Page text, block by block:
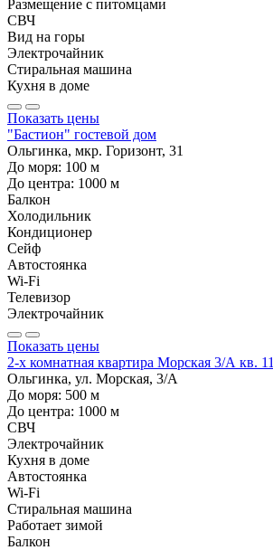
Размещение с питомцами
СВЧ
Вид на горы
Электрочайник
Стиральная машина
Кухня в доме
Показать цены
"Бастион" гостевой дом
Ольгинка, мкр. Горизонт, 31
До моря: 100 м
До центра: 1000 м
Балкон
Холодильник
Кондиционер
Сейф
Автостоянка
Wi-Fi
Телевизор
Электрочайник
Показать цены
2-х комнатная квартира Морская 3/А кв. 11
Ольгинка, ул. Морская, 3/А
До моря: 500 м
До центра: 1000 м
СВЧ
Электрочайник
Кухня в доме
Автостоянка
Wi-Fi
Стиральная машина
Работает зимой
Балкон